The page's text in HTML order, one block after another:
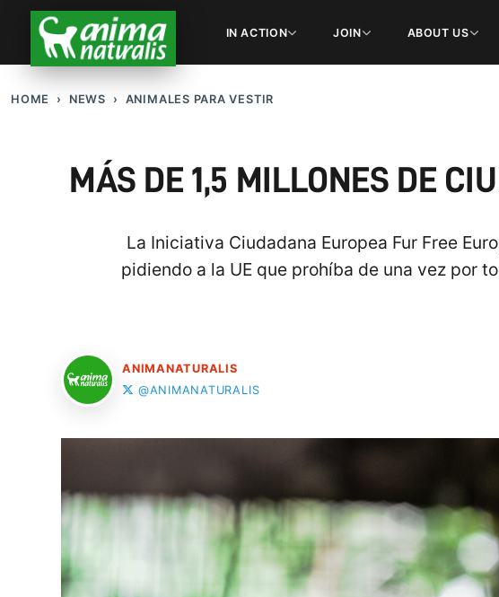
IN ACTION JOIN ABOUT US
HOME NEWS ANIMALES PARA VESTIR
MÁS DE 1,5 MILLONES DE
La Iniciativa Ciudadana Europea Fur Free
pidiendo a la UE que prohíba de una vez por
ANIMANATURALIS
@ANIMANATURALIS